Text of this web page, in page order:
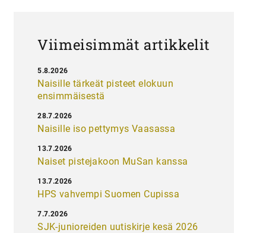
Viimeisimmät artikkelit
Naisille tärkeät pisteet elokuun
ensimmäisestä
5.8.2026
Naisille iso pettymys Vaasassa
28.7.2026
Naiset pistejakoon MuSan kanssa
13.7.2026
HPS vahvempi Suomen Cupissa
13.7.2026
SJK-junioreiden uutiskirje kesä 2026
7.7.2026